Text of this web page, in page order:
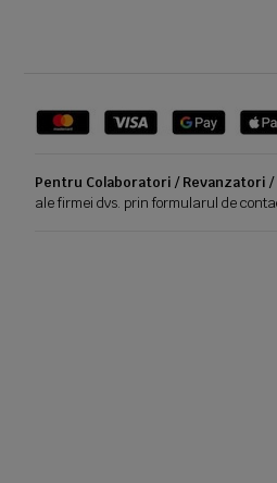
Pentru Colaboratori / Revanzatori
ale firmei dvs. prin formularul de